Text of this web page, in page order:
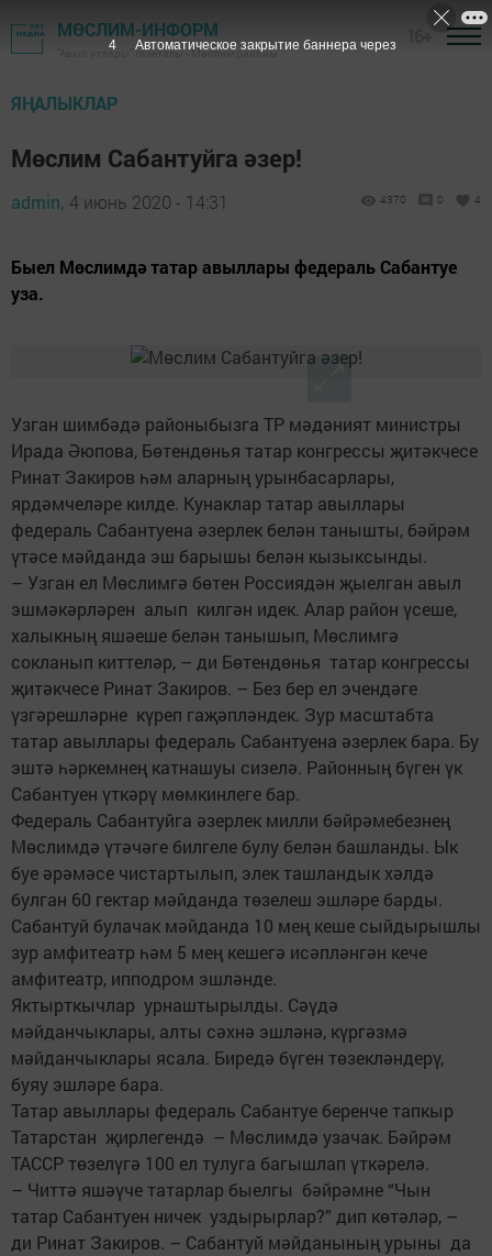
МӨСЛИМ-ИНФОРМ
"Авыл утлары" газетасы - Мөслим районы
ЯҢАЛЫКЛАР
Мөслим Сабантуйга әзер!
admin, 4 июнь 2020 - 14:31 4370 0 4
Быел Мөслимдә татар авыллары федераль Сабантуе
уза.
Узган шимбәдә районыбызга ТР мәдәният министры
Ирада Әюпова, Бөтендөнья татар конгрессы җитәкчесе
Ринат Закиров һәм аларның урынбасарлары,
ярдәмчеләре килде. Кунаклар татар авыллары
федераль Сабантуена әзерлек белән танышты, бәйрәм
үтәсе мәйданда эш барышы белән кызыксынды.
– Узган ел Мөслимгә бөтен Россиядән җыелган авыл
эшмәкәрләрен алып килгән идек. Алар район үсеше,
халыкның яшәеше белән танышып, Мөслимгә
сокланып киттеләр, – ди Бөтендөнья татар конгрессы
җитәкчесе Ринат Закиров. – Без бер ел эчендәге
үзгәрешләрне күреп гаҗәпләндек. Зур масштабта
татар авыллары федераль Сабантуена әзерлек бара. Бу
эштә һәркемнең катнашуы сизелә. Районның бүген үк
Сабантуен үткәрү мөмкинлеге бар.
Федераль Сабантуйга әзерлек милли бәйрәмебезнең
Мөслимдә үтәчәге билгеле булу белән башланды. Ык
буе әрәмәсе чистартылып, элек ташландык хәлдә
булган 60 гектар мәйданда төзелеш эшләре барды.
Сабантуй булачак мәйданда 10 мең кеше сыйдырышлы
зур амфитеатр һәм 5 мең кешегә исәпләнгән кече
амфитеатр, ипподром эшләнде.
Яктырткычлар урнаштырылды. Сәүдә
мәйданчыклары, алты сәхнә эшләнә, күргәзмә
мәйданчыклары ясала. Биредә бүген төзекләндерү,
буяу эшләре бара.
Татар авыллары федераль Сабантуе беренче тапкыр
Татарстан җирлегендә – Мөслимдә узачак. Бәйрәм
ТАССР төзелүгә 100 ел тулуга багышлап үткәрелә.
– Читтә яшәүче татарлар быелгы бәйрәмне “Чын
татар Сабантуен ничек уздырырлар?” дип көтәләр, –
ди Ринат Закиров. – Сабантуй мәйданының урыны да
3 Автоматическое закрытие баннера через